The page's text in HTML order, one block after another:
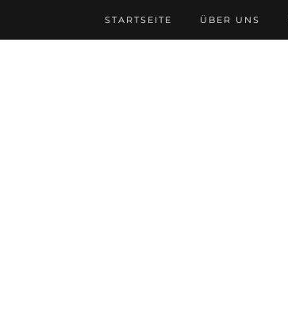
STARTSEITE ÜBER UNS